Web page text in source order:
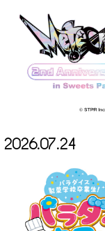
2026.07.24